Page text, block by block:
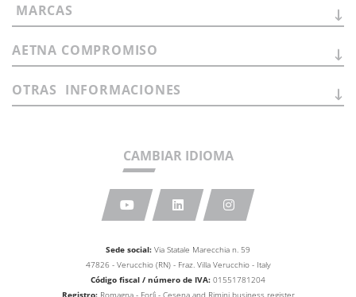
Sede social: Via Statale Marecchia n. 59
47826 - Verucchio (RN) - Fraz. Villa Verucchio - Italy
Código fiscal / número de IVA: 01551781204
Registro: Romagna - Forlì - Cesena and Rimini business register
CAMBIAR IDIOMA
MARCAS
AETNA COMPROMISO
OTRAS INFORMACIONES